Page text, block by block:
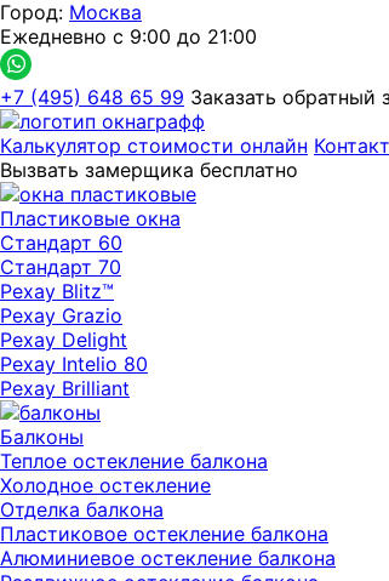
Город: Москва
Ежедневно с 9:00 до 21:00
+7 (495) 648 65 99 Заказать обратный
Калькулятор стоимости онлайн
Вызвать замерщика бесплатно
Пластиковые окна
Стандарт 60
Стандарт 70
Рехау Blitz™
Рехау Grazio
Рехау Delight
Рехау Intelio 80
Рехау Brilliant
Балконы
Теплое остекление балкона
Холодное остекление
Отделка балкона
Пластиковое остекление балкона
Алюминиевое остекление балкона